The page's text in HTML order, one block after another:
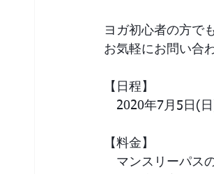
ヨガ初心者の方で
お気軽にお問い合
【日程】
2020年7月5日(
【料金】
マンスリーパス